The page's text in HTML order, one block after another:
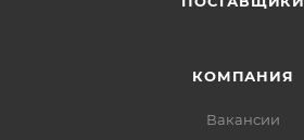
КОМПАНИЯ
Вакансии